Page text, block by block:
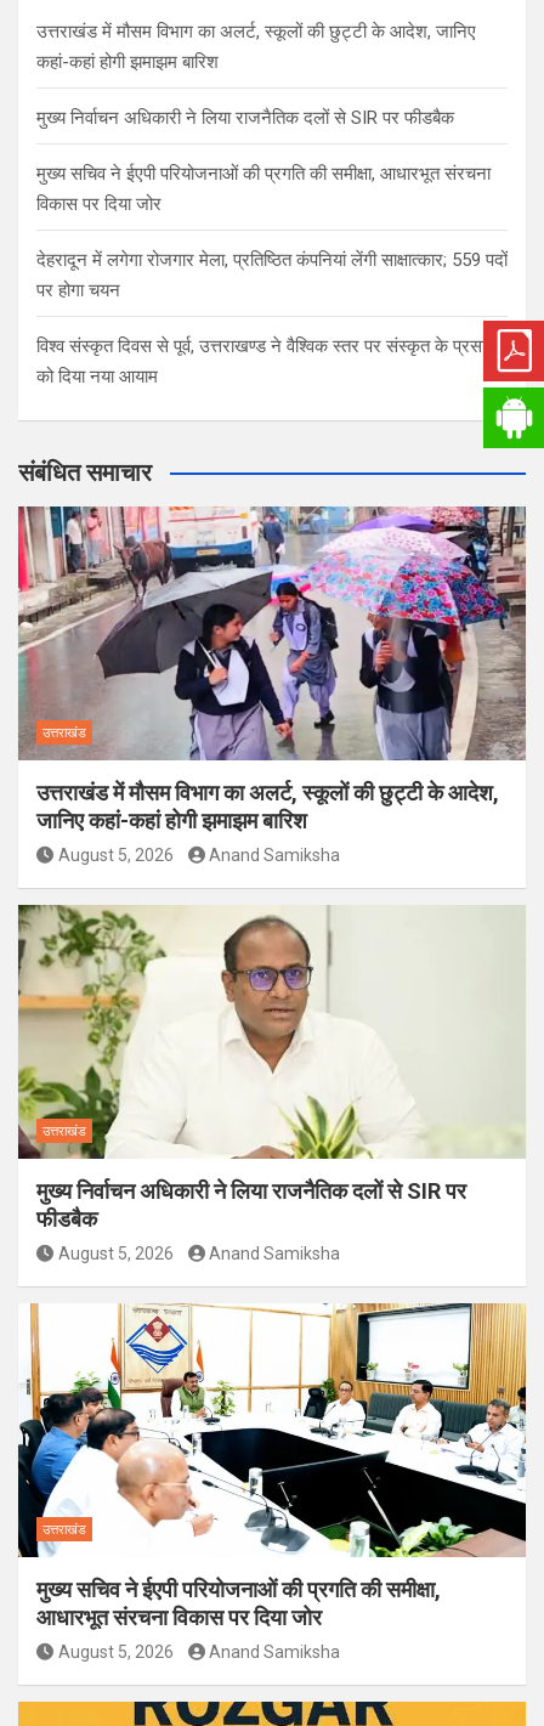
उत्तराखंड में मौसम विभाग का अलर्ट, स्कूलों की छुट्टी के आदेश, जानिए
कहां-कहां होगी झमाझम बारिश
मुख्य निर्वाचन अधिकारी ने लिया राजनैतिक दलों से SIR पर फीडबैक
मुख्य सचिव ने ईएपी परियोजनाओं की प्रगति की समीक्षा, आधारभूत संरचना
विकास पर दिया जोर
देहरादून में लगेगा रोजगार मेला, प्रतिष्ठित कंपनियां लेंगी साक्षात्कार; 559 पदों
पर होगा चयन
विश्व संस्कृत दिवस से पूर्व, उत्तराखण्ड ने वैश्विक स्तर पर संस्कृत के प्रसार
को दिया नया आयाम
संबंधित समाचार
उत्तराखंड
उत्तराखंड में मौसम विभाग का अलर्ट, स्कूलों की छुट्टी के आदेश,
जानिए कहां-कहां होगी झमाझम बारिश
August 5, 2026 Anand Samiksha
उत्तराखंड
मुख्य निर्वाचन अधिकारी ने लिया राजनैतिक दलों से SIR पर
फीडबैक
August 5, 2026 Anand Samiksha
उत्तराखंड
मुख्य सचिव ने ईएपी परियोजनाओं की प्रगति की समीक्षा,
आधारभूत संरचना विकास पर दिया जोर
August 5, 2026 Anand Samiksha